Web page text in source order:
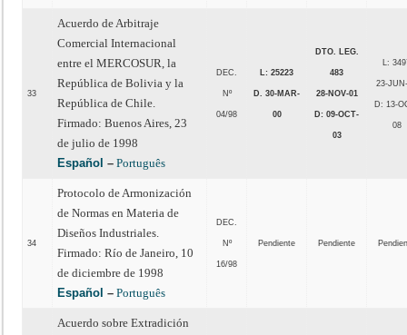
33
Acuerdo de Arbitraje
Comercial Internacional
entre el MERCOSUR, la
República de Bolivia y la
República de Chile.
Firmado: Buenos Aires, 23
de julio de 1998
Español – Português
DEC.
Nº
04/98
L: 25223
D. 30-MAR-
00
DTO. LEG.
483
28-NOV-01
D: 09-OCT-
03
L:
23-
D: 13-
08
34
Protocolo de Armonización
de Normas en Materia de
Diseños Industriales.
Firmado: Río de Janeiro, 10
de diciembre de 1998
Español – Português
DEC.
Nº
16/98
Pendiente Pendiente
Acuerdo sobre Extradición